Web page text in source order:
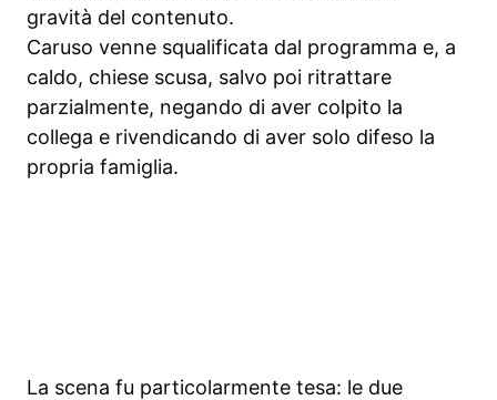
gravità del contenuto.
Caruso venne squalificata dal programma e, a
caldo, chiese scusa, salvo poi ritrattare
parzialmente, negando di aver colpito la
collega e rivendicando di aver solo difeso la
propria famiglia.
La scena fu particolarmente tesa: le due